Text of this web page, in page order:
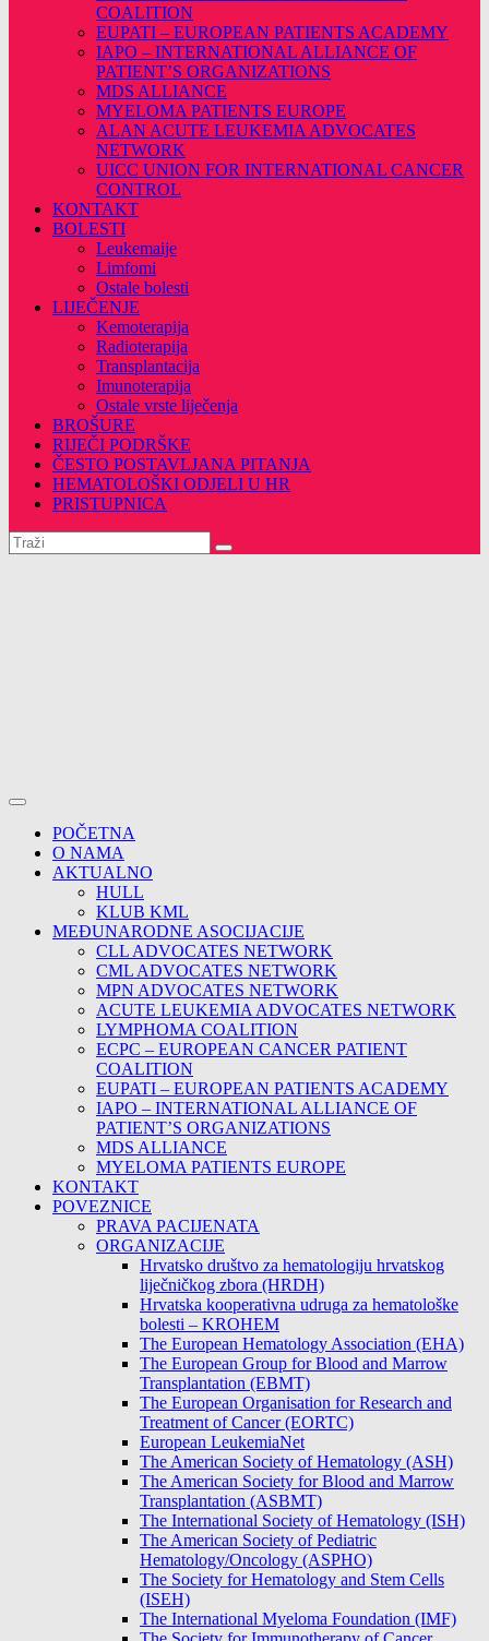
COALITION
EUPATI – EUROPEAN PATIENTS ACADEMY
IAPO – INTERNATIONAL ALLIANCE OF
PATIENT’S ORGANIZATIONS
MDS ALLIANCE
MYELOMA PATIENTS EUROPE
ALAN ACUTE LEUKEMIA ADVOCATES
NETWORK
UICC UNION FOR INTERNATIONAL CANCER
CONTROL
KONTAKT
BOLESTI
Leukemaije
Limfomi
Ostale bolesti
LIJEČENJE
Kemoterapija
Radioterapija
Transplantacija
Imunoterapija
Ostale vrste liječenja
BROŠURE
RIJEČI PODRŠKE
ČESTO POSTAVLJANA PITANJA
HEMATOLOŠKI ODJELI U HR
PRISTUPNICA
POČETNA
O NAMA
AKTUALNO
HULL
KLUB KML
MEĐUNARODNE ASOCIJACIJE
CLL ADVOCATES NETWORK
CML ADVOCATES NETWORK
MPN ADVOCATES NETWORK
ACUTE LEUKEMIA ADVOCATES NETWORK
LYMPHOMA COALITION
ECPC – EUROPEAN CANCER PATIENT
COALITION
EUPATI – EUROPEAN PATIENTS ACADEMY
IAPO – INTERNATIONAL ALLIANCE OF
PATIENT’S ORGANIZATIONS
MDS ALLIANCE
MYELOMA PATIENTS EUROPE
KONTAKT
POVEZNICE
PRAVA PACIJENATA
ORGANIZACIJE
Hrvatsko društvo za hematologiju hrvatskog
liječničkog zbora (HRDH)
Hrvatska kooperativna udruga za hematološke
bolesti – KROHEM
The European Hematology Association (EHA)
The European Group for Blood and Marrow
Transplantation (EBMT)
The European Organisation for Research and
Treatment of Cancer (EORTC)
European LeukemiaNet
The American Society of Hematology (ASH)
The American Society for Blood and Marrow
Transplantation (ASBMT)
The International Society of Hematology (ISH)
The American Society of Pediatric
Hematology/Oncology (ASPHO)
The Society for Hematology and Stem Cells
(ISEH)
The International Myeloma Foundation (IMF)